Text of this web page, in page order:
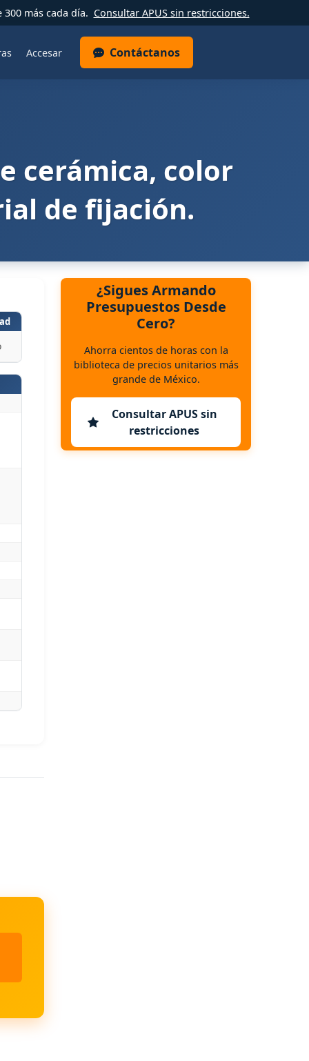
más cada día. Consultar APUS sin restricciones.
Accesar Contáctanos
cerámica, color
de fijación.
¿Sigues Armando
Presupuestos Desde
Cero?
Ahorra cientos de horas con la
biblioteca de precios unitarios más
grande de México.
Consultar APUS sin
restricciones